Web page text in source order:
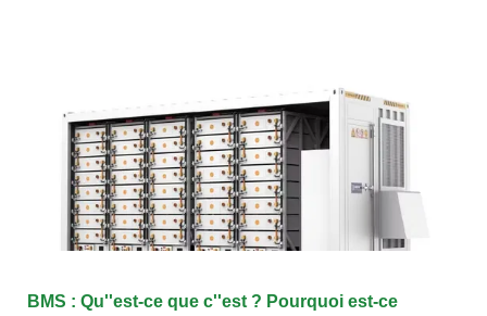
BMS : Qu''est-ce que c''est ? Pourquoi est-ce